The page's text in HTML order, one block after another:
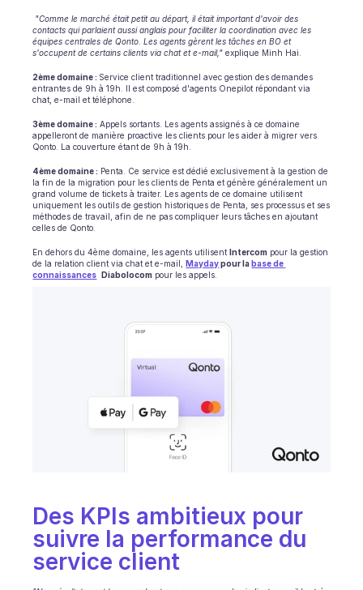
Plateforme C2C
Ecommerce
Éducation
Fintech
Assurance
Place de marché
Mobilité
Voyage
Service publics
Onboarding agent
Formation agent
Suivi qualité
Communication
Analytics
"Comme le marché était petit au départ, il était important d'avoir des
contacts qui parlaient aussi anglais pour faciliter la coordination avec les
équipes centrales de Qonto. Les agents gèrent les tâches en BO et
s'occupent de certains clients via chat et e-mail," explique Minh Hai.
2ème domaine : Service client traditionnel avec gestion des demandes
entrantes de 9h à 19h. Il est composé d'agents Onepilot répondant via
chat, e-mail et téléphone.
3ème domaine : Appels sortants. Les agents assignés à ce domaine
appelleront de manière proactive les clients pour les aider à migrer vers
Qonto. La couverture étant de 9h à 19h.
4ème domaine : Penta. Ce service est dédié exclusivement à la gestion de
la fin de la migration pour les clients de Penta et génère généralement un
grand volume de tickets à traiter. Les agents de ce domaine utilisent
uniquement les outils de gestion historiques de Penta, ses processus et ses
méthodes de travail, afin de ne pas compliquer leurs tâches en ajoutant
celles de Qonto.
En dehors du 4ème domaine, les agents utilisent Intercom pour la gestion
de la relation client via chat et e-mail, Mayday pour la base de
connaissances Diabolocom pour les appels.
Des KPIs ambitieux pour
suivre la performance du
service client